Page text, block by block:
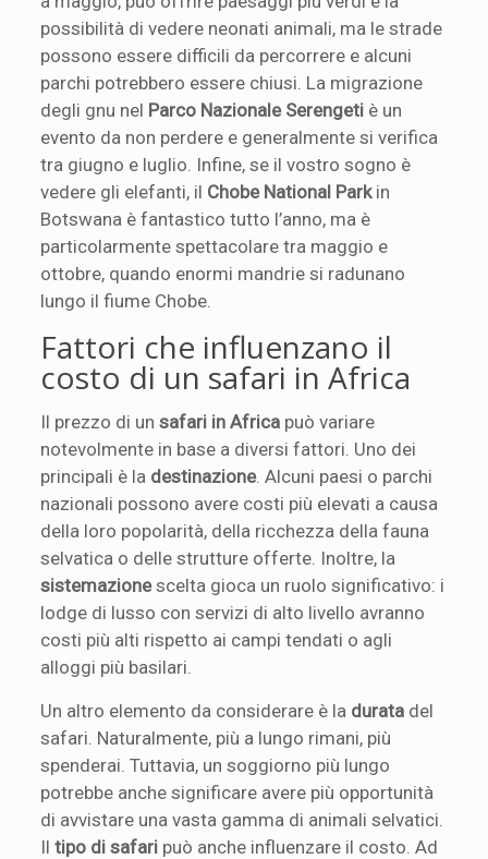
possibilità di vedere neonati animali, ma le strade
possono essere difficili da percorrere e alcuni
parchi potrebbero essere chiusi. La migrazione
degli gnu nel Parco Nazionale Serengeti è un
evento da non perdere e generalmente si verifica
tra giugno e luglio. Infine, se il vostro sogno è
vedere gli elefanti, il Chobe National Parkin
Botswana è fantastico tutto l’anno, ma è
particolarmente spettacolare tra maggio e
ottobre, quando enormi mandrie si radunano
lungo il fiume Chobe.
Fattori che influenzano il
costo di un safari in Africa
Il prezzo di unsafari in Africa può variare
notevolmente in base a diversi fattori. Uno dei
principali è la destinazione. Alcuni paesi o parchi
nazionali possono avere costi più elevati a causa
della loro popolarità, della ricchezza della fauna
selvatica o delle strutture offerte. Inoltre, la
sistemazionescelta gioca un ruolo significativo: i
lodge di lusso con servizi di alto livello avranno
costi più alti rispetto ai campi tendati o agli
alloggi più basilari.
Un altro elemento da considerare è la durata del
safari. Naturalmente, più a lungo rimani, più
spenderai. Tuttavia, un soggiorno più lungo
potrebbe anche significare avere più opportunità
di avvistare una vasta gamma di animali selvatici.
Iltipo di safari può anche influenzare il costo. Ad